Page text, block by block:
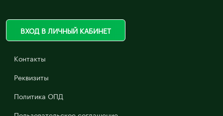
ВХОД В ЛИЧНЫЙ КАБИНЕТ
Контакты
Реквизиты
Политика ОПД